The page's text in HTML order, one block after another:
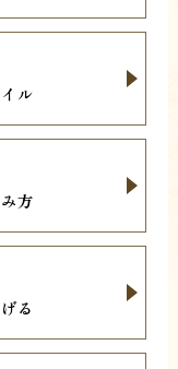
ル
方
る